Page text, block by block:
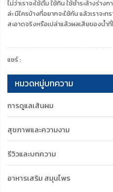
ไม่ว่าเราจะใช้ดื่ม ใช้กิน ใช้ชำระล้างร่า
ล่ะ มีใครบ้างที่อยากจะใช้กัน แล้วเราจะ
สะอาดจริงหรือเปล่าแล้วผลเสียของน้ำที่
แชร์ :
หมวดหมู่บทความ
การดูแลเส้นผม
สุขภาพและความงาม
รีวิวและบทความ
อาหารเสริม สมุนไพร